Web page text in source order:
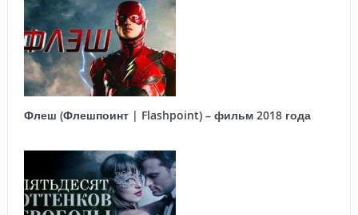
Флеш (Флешпоинт | Flashpoint) – фильм 2018 года